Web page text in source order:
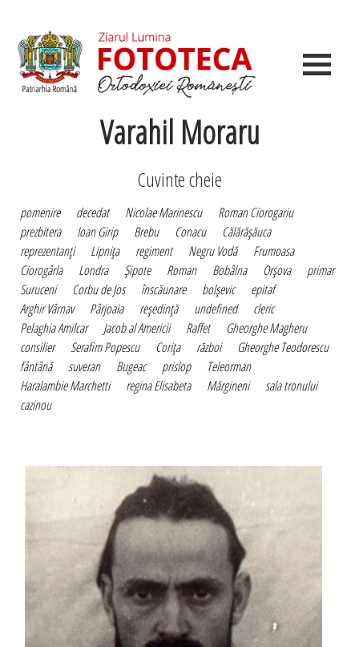
Varahil Moraru
Cuvinte cheie
pomenire decedat Nicolae Marinescu
Roman Ciorogariu
prezbitera
Ioan Girip Brebu Conacu
Călărăşăuca
reprezentanţi
Lipniţa regiment Negru Vodă
Frumoasa
Ciorogârla
Londra Şipote Roman Bobâlna Orşova
primar
Suruceni
Corbu de Jos înscăunare bolşevic
epitaf
Arghir Vârnav
Pârjoaia reşedinţă undefined
cleric
Pelaghia Amilcar
Jacob al Americii Raffet
Gheorghe Magheru
consilier
Serafim Popescu Coriţa război
Gheorghe Teodorescu
fântână
suveran Bugeac prislop
Teleorman
Haralambie Marchetti
regina Elisabeta Mărgineni
sala tronului
cazinou